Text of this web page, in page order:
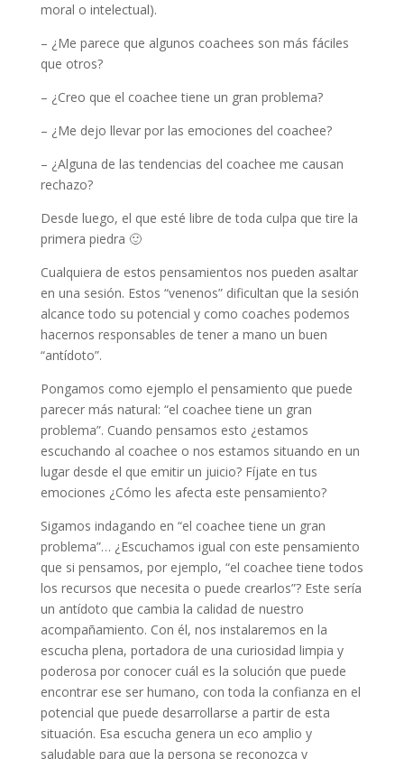
moral o intelectual).
– ¿Me parece que algunos coachees son más fáciles
que otros?
– ¿Creo que el coachee tiene un gran problema?
– ¿Me dejo llevar por las emociones del coachee?
– ¿Alguna de las tendencias del coachee me causan
rechazo?
Desde luego, el que esté libre de toda culpa que tire la
primera piedra 🙂
Cualquiera de estos pensamientos nos pueden asaltar
en una sesión. Estos “venenos” dificultan que la sesión
alcance todo su potencial y como coaches podemos
hacernos responsables de tener a mano un buen
“antídoto”.
Pongamos como ejemplo el pensamiento que puede
parecer más natural: “el coachee tiene un gran
problema”. Cuando pensamos esto ¿estamos
escuchando al coachee o nos estamos situando en un
lugar desde el que emitir un juicio? Fíjate en tus
emociones ¿Cómo les afecta este pensamiento?
Sigamos indagando en “el coachee tiene un gran
problema”… ¿Escuchamos igual con este pensamiento
que si pensamos, por ejemplo, “el coachee tiene todos
los recursos que necesita o puede crearlos”? Este sería
un antídoto que cambia la calidad de nuestro
acompañamiento. Con él, nos instalaremos en la
escucha plena, portadora de una curiosidad limpia y
poderosa por conocer cuál es la solución que puede
encontrar ese ser humano, con toda la confianza en el
potencial que puede desarrollarse a partir de esta
situación. Esa escucha genera un eco amplio y
saludable para que la persona se reconozca y